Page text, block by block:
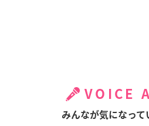
VOICE
みんなが気になって